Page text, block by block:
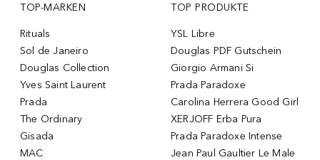
TOP-MARKEN
Rituals
Sol de Janeiro
Douglas Collection
Yves Saint Laurent
Prada
The Ordinary
Gisada
MAC
TOP PRODUKTE
YSL Libre
Douglas PDF Gutschein
Giorgio Armani Si
Prada Paradoxe
Carolina Herrera Good Girl
XERJOFF Erba Pura
Prada Paradoxe Intense
Jean Paul Gaultier Le Male